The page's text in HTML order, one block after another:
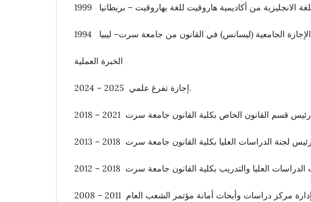
1994 الإجازة الجامعية (ليسانس) في القانون من جامعة سرت– ليبيا
الخبرة العملية
2024 – 2025 إجازة تفرغ علمي.